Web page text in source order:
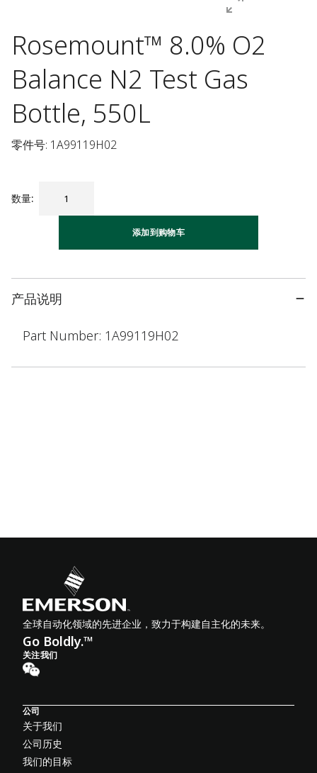
Rosemount™ 8.0% O2
Balance N2 Test Gas
Bottle, 550L
零件号: 1A99119H02
数量:
添加到购物车
产品说明
Part Number: 1A99119H02
全球自动化领域的先进企业，致力于构建自主化的未来。
Go Boldly.™
关注我们
公司
关于我们
公司历史
我们的目标